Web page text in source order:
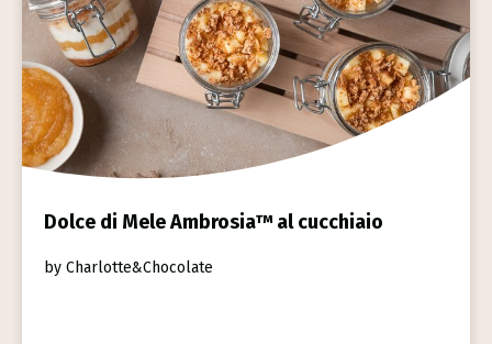
Dolce di Mele Ambrosia™ al cucchiaio
by Charlotte&Chocolate